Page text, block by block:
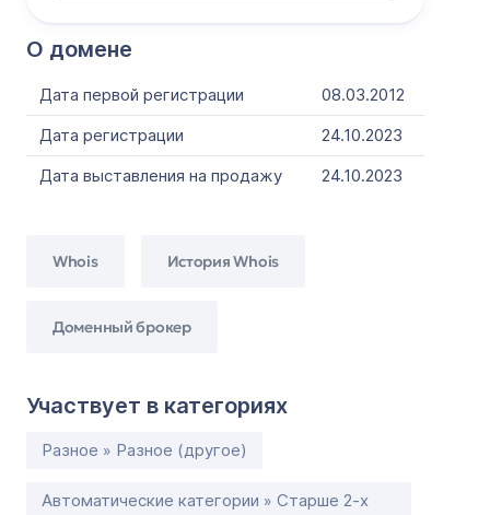
О домене
Дата первой регистрации
08.03.2012
Дата регистрации
24.10.2023
Дата выставления на продажу
24.10.2023
Whois История Whois
Доменный брокер
Участвует в категориях
Разное » Разное (другое)
Автоматические категории » Старше 2-х